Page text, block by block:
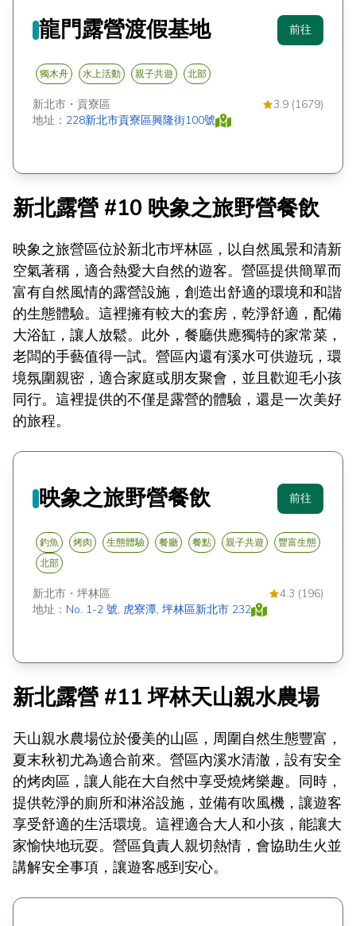
龍門露營渡假基地 前往
獨木舟 水上活動 親子共遊 北部
新北市 ・ 貢寮區
3.9 (1679)
地址： 228新北市貢寮區興隆街100號
新北露營 #10 映象之旅野營餐飲
映象之旅營區位於新北市坪林區，以自然風景和清新
空氣著稱，適合熱愛大自然的遊客。營區提供簡單而
富有自然風情的露營設施，創造出舒適的環境和和諧
的生態體驗。這裡擁有較大的套房，乾淨舒適，配備
大浴缸，讓人放鬆。此外，餐廳供應獨特的家常菜，
老闆的手藝值得一試。營區內還有溪水可供遊玩，環
境氛圍親密，適合家庭或朋友聚會，並且歡迎毛小孩
同行。這裡提供的不僅是露營的體驗，還是一次美好
的旅程。
映象之旅野營餐飲 前往
釣魚 烤肉 生態體驗 餐廳 餐點 親子共遊
豐富生態
北部
新北市 ・ 坪林區
4.3 (196)
地址： No. 1-2 號, 虎寮潭, 坪林區新北市 232
新北露營 #11 坪林天山親水農場
天山親水農場位於優美的山區，周圍自然生態豐富，
夏末秋初尤為適合前來。營區內溪水清澈，設有安全
的烤肉區，讓人能在大自然中享受燒烤樂趣。同時，
提供乾淨的廁所和淋浴設施，並備有吹風機，讓遊客
享受舒適的生活環境。這裡適合大人和小孩，能讓大
家愉快地玩耍。營區負責人親切熱情，會協助生火並
講解安全事項，讓遊客感到安心。